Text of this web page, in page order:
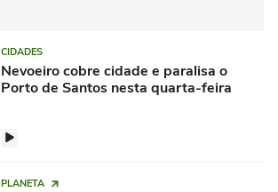
CIDADES
Nevoeiro cobre cidade e paralisa o
Porto de Santos nesta quarta-feira
PLANETA